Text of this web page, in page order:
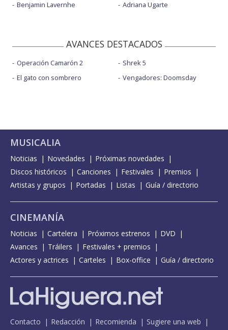
Benjamin Lavernhe
Adriana Ugarte
AVANCES DESTACADOS
Operación Camarón 2
El gato con sombrero
Shrek 5
Vengadores: Doomsday
MUSICALIA
Noticias Novedades
Próximas novedades
Discos históricos
Canciones Festivales
Premios
Artistas y grupos
Portadas Listas Guía / directorio
CINEMANÍA
Noticias Cartelera Próximos estrenos
DVD
Avances
Tráilers
Festivales + premios
Actores y actrices
Carteles Box-office Guía / directorio
Contacto Redacción Recomienda Sugiere una web